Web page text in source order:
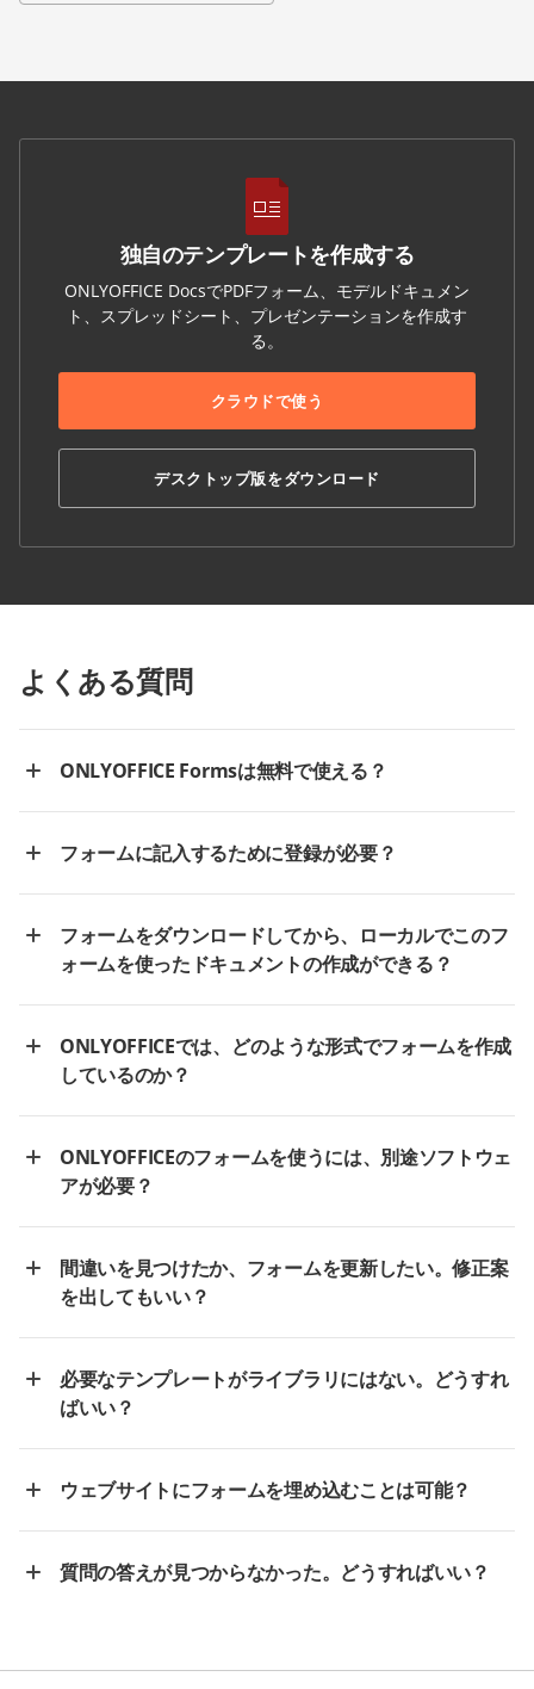
独自のテンプレートを作成する
ONLYOFFICE DocsでPDFフォーム、モデルドキュメン
ト、スプレッドシート、プレゼンテーションを作成す
る。
クラウドで使う
デスクトップ版をダウンロード
よくある質問
ONLYOFFICE Formsは無料で使える？
フォームに記入するために登録が必要？
フォームをダウンロードしてから、ローカルでこのフ
ォームを使ったドキュメントの作成ができる？
ONLYOFFICEでは、どのような形式でフォームを作成
しているのか？
ONLYOFFICEのフォームを使うには、別途ソフトウェ
アが必要？
間違いを見つけたか、フォームを更新したい。修正案
を出してもいい？
必要なテンプレートがライブラリにはない。どうすれ
ばいい？
ウェブサイトにフォームを埋め込むことは可能？
質問の答えが見つからなかった。どうすればいい？